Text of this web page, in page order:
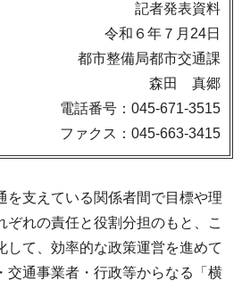
記者発表資料
令和６年７月24日
都市整備局都市交通課
森田 真郷
電話番号：045-671-3515
ファクス：045-663-3415
を支えている関係者間で目標や理
ぞれの責任と役割分担のもと、こ
して、効率的な政策運営を進めて
交通事業者・行政等からなる「横